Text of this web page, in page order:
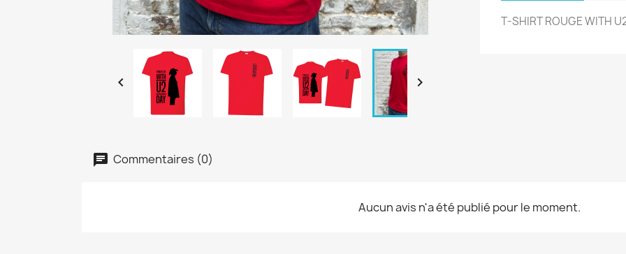
 
T-SHIRT ROUGE WITH
Commentaires (0)
Aucun avis n'a été publié pour le moment.